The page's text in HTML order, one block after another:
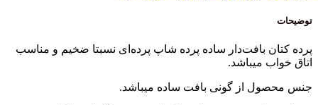
توضیحات
پرده کتان بافت‌دار ساده پرده شاپ پرده‌ای نسبتا ضخیم و مناسب
اتاق خواب میباشد.
جنس محصول از گونی بافت ساده میباشد.